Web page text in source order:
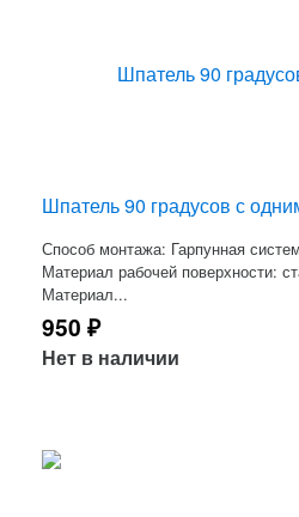
Шпатель 90 градусов с
Способ монтажа: Гарпунная
Материал рабочей поверхности:
Материал...
950 ₽
Нет в наличии